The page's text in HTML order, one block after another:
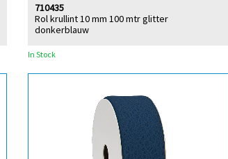
Rol krullint 10 mm 100 mtr glitter
donkerblauw
710435
In Stock